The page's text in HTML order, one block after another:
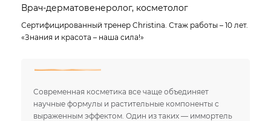
Врач-дерматовенеролог, косметолог
Сертифицированный тренер Christina. Стаж работы – 10 лет.
«Знания и красота – наша сила!»
Современная косметика все чаще объединяет
научные формулы и растительные компоненты с
выраженным эффектом. Один из таких — иммортель